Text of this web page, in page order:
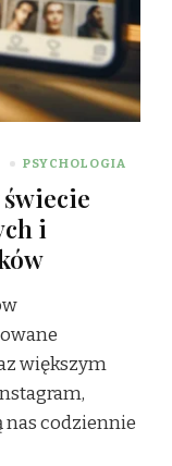
PSYCHOLOGIA
i
większym
nas codziennie